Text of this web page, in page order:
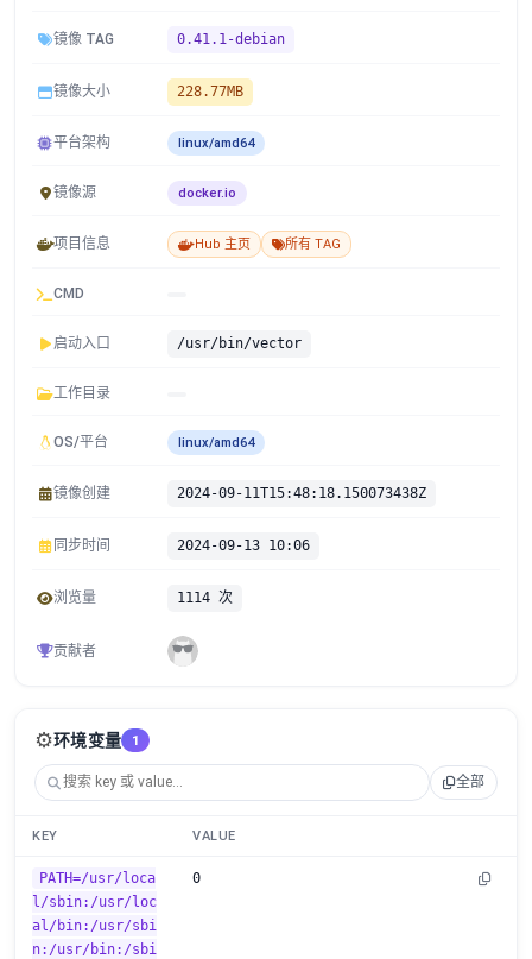
镜像 TAG 0.41.1-debian
镜像大小 228.77MB
平台架构 linux/amd64
镜像源 docker.io
项目信息 Hub 主页 所有 TAG
CMD
启动入口 /usr/bin/vector
工作目录
OS/平台 linux/amd64
镜像创建 2024-09-11T15:48:18.150073438Z
同步时间 2024-09-13 10:06
浏览量 1114 次
贡献者
⚙️环境变量 1
全部
KEY VALUE
PATH=/usr/loca
l/sbin:/usr/loc
al/bin:/usr/sbi
n:/usr/bin:/sbi
0